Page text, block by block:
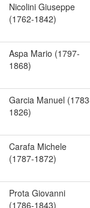
Nicolini Giuseppe
(1762-1842)
Aspa Mario (1797-
1868)
Garcia Manuel
1826)
Carafa Michele
(1787-1872)
Prota Giovanni
(1786-1843)